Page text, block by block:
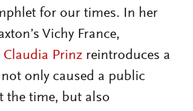
for our times. In her
Vichy France,
Claudia Prinz reintroduces a
only caused a public
the time, but also